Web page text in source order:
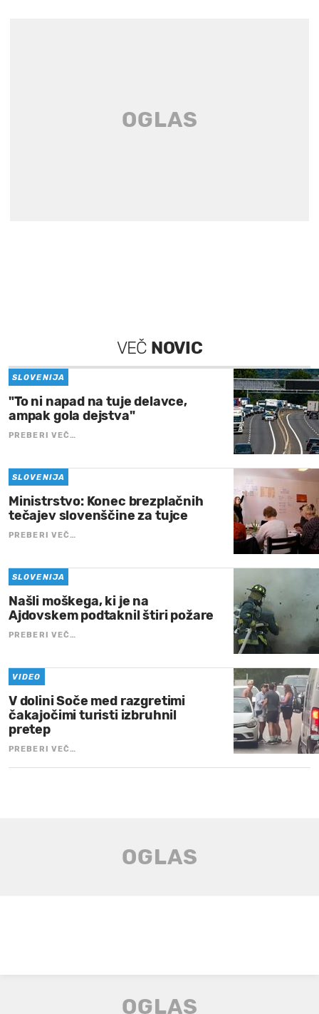
VEČ NOVIC
SLOVENIJA
"To ni napad na tuje delavce,
ampak gola dejstva"
PREBERI VEČ…
SLOVENIJA
Ministrstvo: Konec brezplačnih
tečajev slovenščine za tujce
PREBERI VEČ…
SLOVENIJA
Našli moškega, ki je na
Ajdovskem podtaknil štiri požare
PREBERI VEČ…
VIDEO
V dolini Soče med razgretimi
čakajočimi turisti izbruhnil
pretep
PREBERI VEČ…